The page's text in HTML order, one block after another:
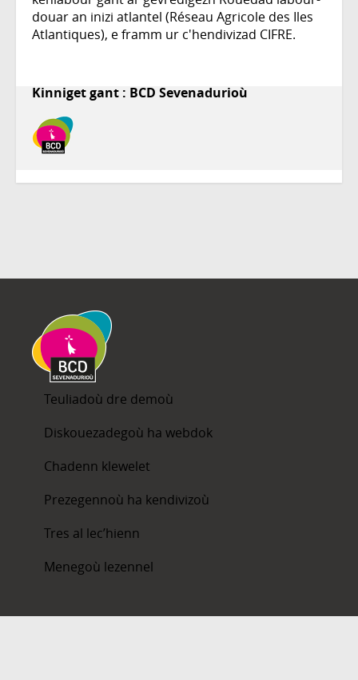
douar an inizi atlantel (Réseau Agricole des Iles
Atlantiques), e framm ur c'hendivizad CIFRE.
Kinniget gant : BCD Sevenadurioù
Teuliadoù dre demoù
Diskouezadegoù ha webdok
Chadenn klewelet
Prezegennoù ha kendivizoù
Tres al lec’hienn
Menegoù lezennel